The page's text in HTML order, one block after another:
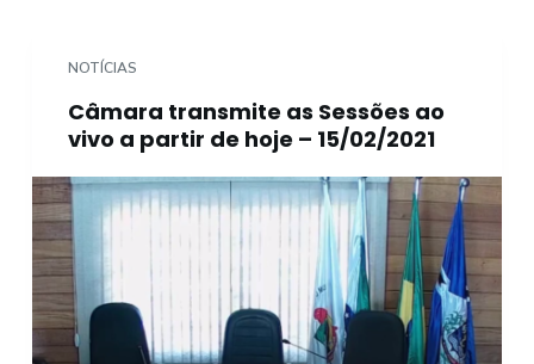
NOTÍCIAS
Câmara transmite as Sessões ao
vivo a partir de hoje – 15/02/2021